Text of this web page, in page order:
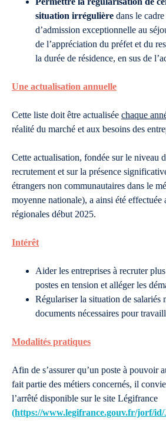
situation irrégulière dans le
d’admission exceptionnelle au
de l’appréciation du préfet et du
la durée de résidence, en sus de
Une actualisation annuelle
Cette liste doit être actualisée chaque
réalité du marché et aux besoins des
Cette actualisation, fondée sur le niveau
recrutement et sur la présence
étrangers non communautaires dans le
moyenne nationale), a ainsi été effectuée
régionales début 2025.
Intérêt
Aider les entreprises à recruter
postes en tension et alléger les
Régulariser la situation de salariés
documents nécessaires pour
Modalités pratiques
Afin de s’assurer qu’un poste à pouvoir
fait partie des métiers concernés, il
l’arrêté disponible sur le site Légifrance
(https://www.legifrance.gouv.fr/jorf/